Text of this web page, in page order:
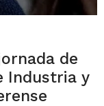
de
Industria y